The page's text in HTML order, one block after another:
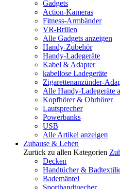
Gadgets
Action-Kameras
Fitness-Armbänder
VR-Brillen
Alle Gadgets anzeigen
Handy-Zubehör
Handy-Ladegeräte
Kabel & Adapter
kabellose Ladegeräte
Zigarettenanzünder-
Alle Handy-Ladegeräte
Kopfhörer & Ohrhörer
Lautsprecher
Powerbanks
USB
Alle Artikel anzeigen
Zuhause & Leben
Zurück zu allen Kategorien
Decken
Handtücher &
Bademäntel
Sporthandtuecher